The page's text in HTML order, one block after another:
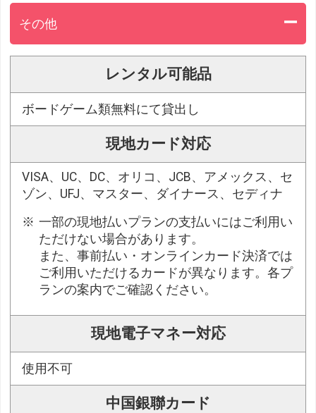
その他
レンタル可能品
ボードゲーム類無料にて貸出し
現地カード対応
VISA、UC、DC、オリコ、JCB、アメックス、セ
ゾン、UFJ、マスター、ダイナース、セディナ
一部の現地払いプランの支払いにはご利用い
ただけない場合があります。
また、事前払い・オンラインカード決済では
ご利用いただけるカードが異なります。各プ
ランの案内でご確認ください。
現地電子マネー対応
使用不可
中国銀聯カード